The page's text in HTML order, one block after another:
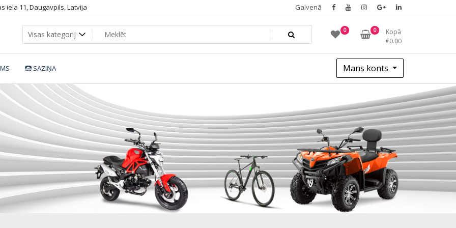
iela 11, Daugavpils, Latvija Galvenā
0 0
Kopā
€0.00
SAZIŅA Mans konts